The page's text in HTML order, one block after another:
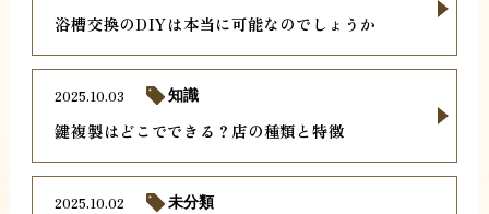
浴槽交換のDIYは本当に可能なのでしょうか
鍵複製はどこでできる？店の種類と特徴
2025.10.03 知識
2025.10.02 未分類